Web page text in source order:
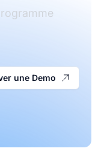
une Demo